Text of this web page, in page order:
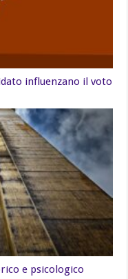
influenzano il voto
e psicologico